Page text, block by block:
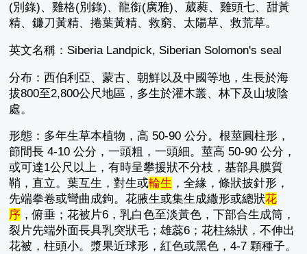
(別錄)、雞格(別錄)、龍銜(廣雅)、葳蕤、雞頭七、甜黃
精、鐮刀黃精、捲葉黃精、救窮、太陽草、救荒草。
英文名稱：Siberia Landpick, Siberian Solomon's seal
分布：西伯利亞、蒙古、朝鮮以及中國等地，生長於海
拔800至2,800公尺地區，多生於灌木叢、林下及山坡陰
處。
形態：多年生草本植物，高 50-90 公分。根莖圓柱形，
節間長 4-10 公分，一頭粗，一頭細。莖高 50-90 公分，
或可達1公尺以上，有時呈攀援狀不分枝，基部具膜質
鞘，直立。葉互生，對生或輪生 ，全緣，條狀披針形，
先端拳卷或彎曲成鉤。花腋生或集生成繖形或總狀花
序 ，俯垂；花被片6，乳白色至淡黃色，下部合生成筒，
裂片先端外面長具乳突狀毛；雄蕊6；花柱絲狀，不伸出
花被，柱頭小。漿果近球形，紅色或黑色，4-7 顆種子。